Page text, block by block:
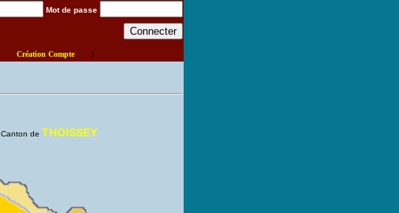
Mot de passe
Création Compte |
Canton de THOISSEY